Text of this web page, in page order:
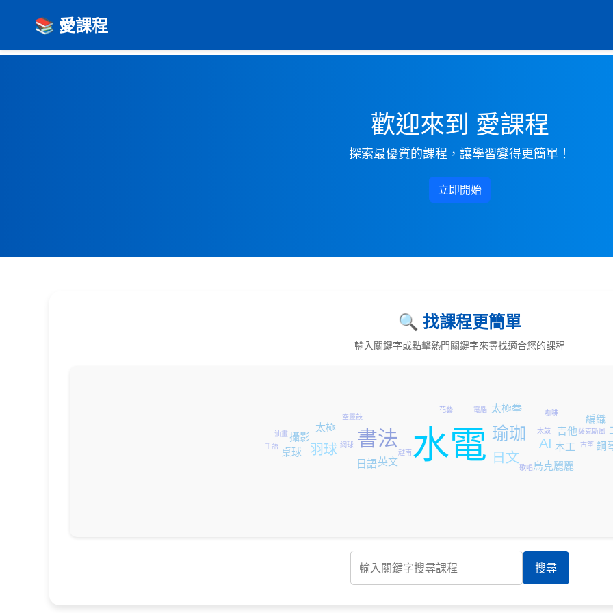
📚 愛課程
歡迎來到 愛課程
探索最優質的課程，讓學習變得更簡單！
立即開始
🔍 找課程更簡單
輸入關鍵字或點擊熱門關鍵字來尋找適合您的課程
水電
書法 瑜珈
日文
AI
羽球
木工
英文
吉他
桌球
太極
日語
太極拳
鋼
攝影
編織
烏克麗麗
網球
咖啡
薩克斯風
古箏
太鼓
電腦
花藝
歌唱
油畫
空靈鼓
手語
越南
搜尋